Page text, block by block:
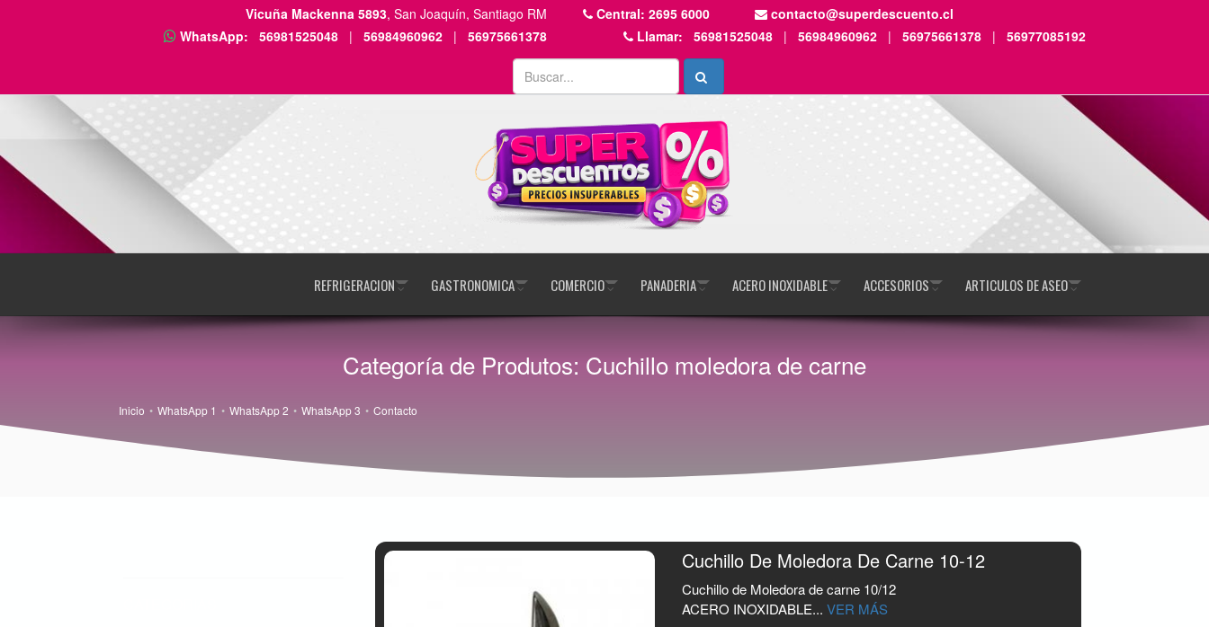
Vicuña Mackenna 5893, San Joaquín, Santiago RM Central: 2695 6000
contacto@superdescuento.cl
WhatsApp:
56981525048 | 56984960962 | 56975661378 Llamar: 56981525048 | 56984960962 | 56975661378 | 56977085192
REFRIGERACION GASTRONOMICA COMERCIO PANADERIA ACERO INOXIDABLE ACCESORIOS ARTICULOS DE ASEO
Categoría de Produtos: Cuchillo moledora de carne
Inicio WhatsApp 1 WhatsApp 2 WhatsApp 3 Contacto
Cuchillo De Moledora De Carne 10-12
Cuchillo de Moledora de carne 10/12
ACERO INOXIDABLE...VER MÁS